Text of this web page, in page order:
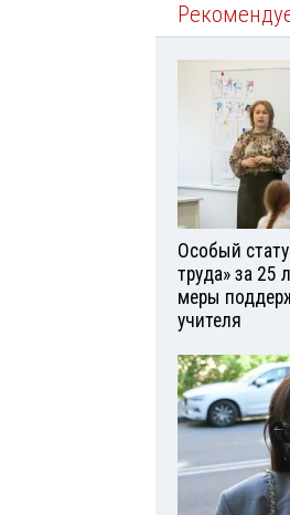
Особый
труда» за 25
меры
учителя